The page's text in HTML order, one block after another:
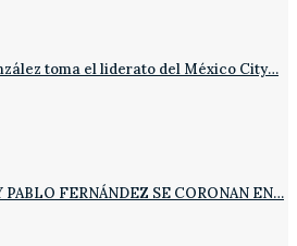
toma el liderato del México City…
PABLO FERNÁNDEZ SE CORONAN EN…